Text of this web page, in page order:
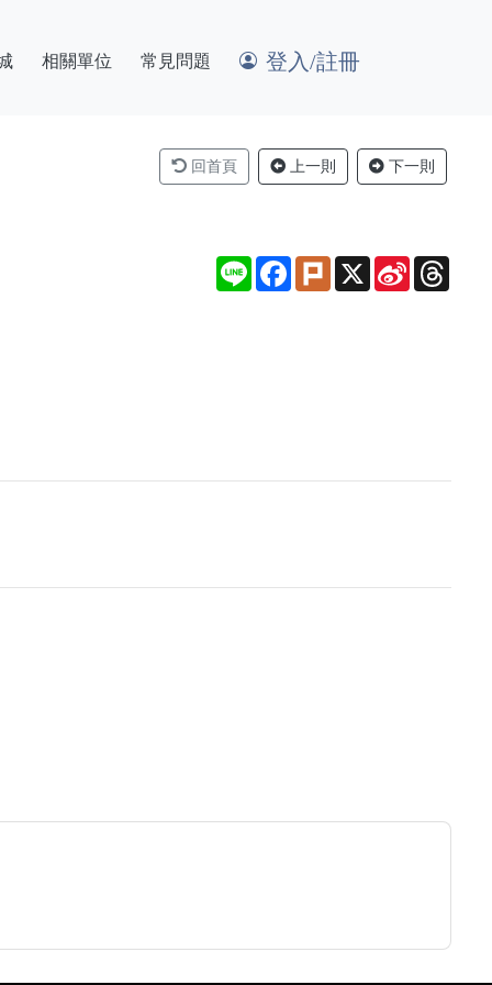
相關單位 常見問題 登入/註冊
回首頁 上一則 下一則
Line Facebook
Plurk X
Sina
Weibo